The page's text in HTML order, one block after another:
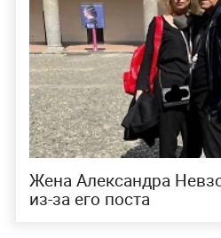
Жена Александра
из-за его поста